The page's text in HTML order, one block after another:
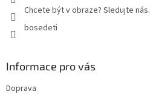
Chcete být v obraze? Sledujte nás.
bosedeti
Informace pro vás
Doprava